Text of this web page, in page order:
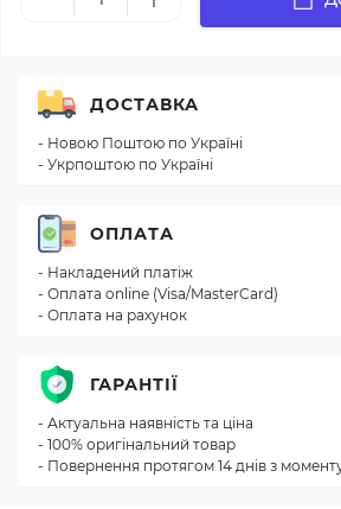
ДОСТАВКА
- Новою Поштою по Україні
- Укрпоштою по Україні
ОПЛАТА
- Накладений платіж
- Оплата online (Visa/MasterCard)
- Оплата на рахунок
ГАРАНТІЇ
- Актуальна наявність та ціна
- 100% оригінальний товар
- Повернення протягом 14 днів з